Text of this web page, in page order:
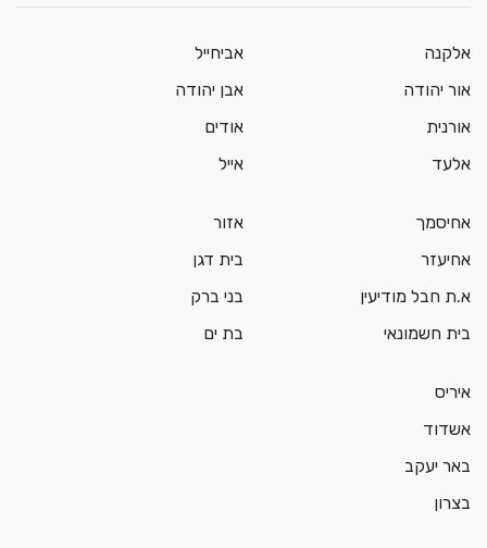
אלקנה
אור יהודה
אורנית
אלעד
אביחייל
אבן יהודה
אודים
אייל
אחיסמך
אחיעזר
א.ת חבל מודיעין
בית חשמונאי
אזור
בית דגן
בני ברק
בת ים
איריס
אשדוד
באר יעקב
בצרון